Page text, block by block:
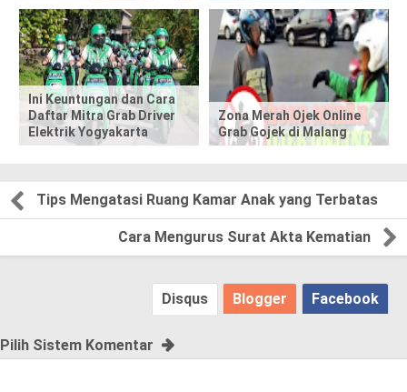
s
t
,
p
e
!
Ini Keuntungan dan Cara
Daftar Mitra Grab Driver
Elektrik Yogyakarta
Zona Merah Ojek Online
Grab Gojek di Malang
Tips Mengatasi Ruang Kamar Anak yang Terbatas
Cara Mengurus Surat Akta Kematian
Facebook
Blogger
Disqus
Pilih Sistem Komentar